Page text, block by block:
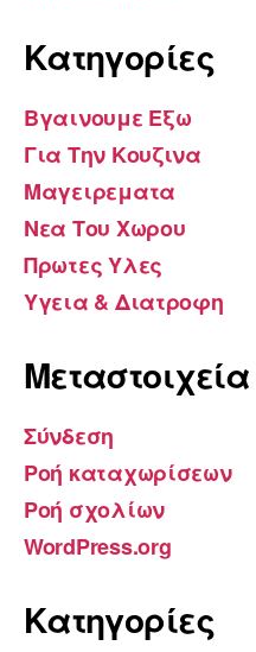
Kατηγορίες
Βγαινουμε Εξω
Για Την Κουζινα
Μαγειρεματα
Νεα Του Χωρου
Πρωτες Υλες
Υγεια & Διατροφη
Μεταστοιχεία
Σύνδεση
Ροή καταχωρίσεων
Ροή σχολίων
WordPress.org
Kατηγορίες